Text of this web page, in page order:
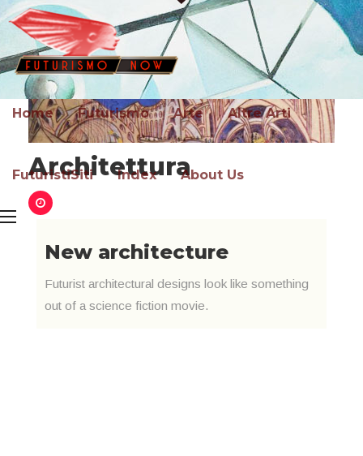
Home Futurismo Arte Altre Arti
FuturistiSiti Index About Us
Architettura
New architecture
Futurist architectural designs look like something
out of a science fiction movie.